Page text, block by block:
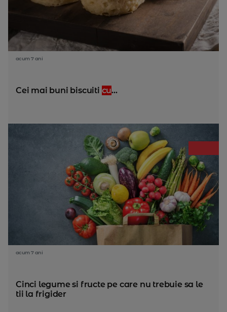
acum 7 ani
Cei mai buni biscuiti cu...
acum 7 ani
Cinci legume si fructe pe care nu trebuie sa le
tii la frigider